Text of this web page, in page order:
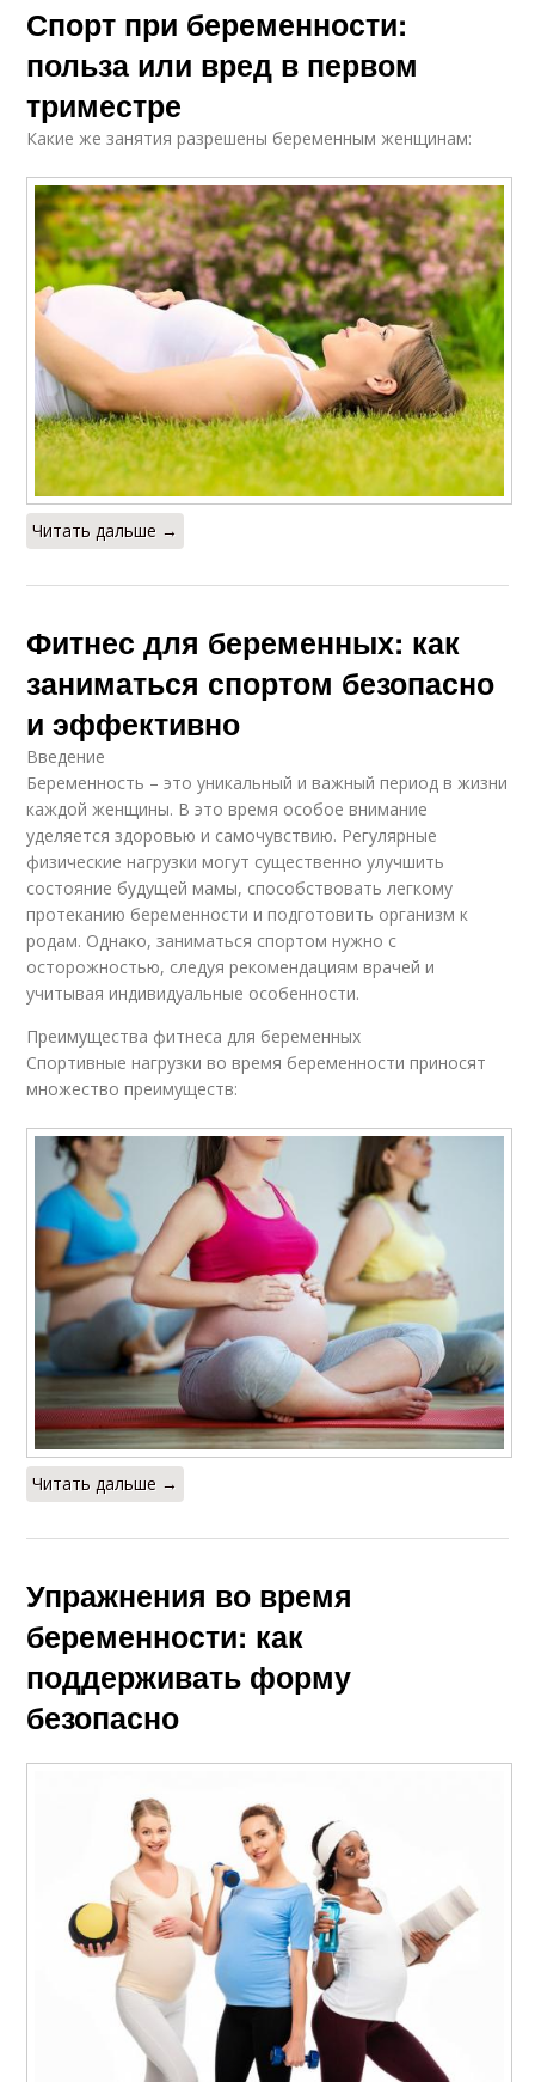
Спорт при беременности:
польза или вред в первом
триместре
Какие же занятия разрешены беременным женщинам:
Читать дальше →
Фитнес для беременных: как
заниматься спортом безопасно
и эффективно
Введение
Беременность – это уникальный и важный период в жизни
каждой женщины. В это время особое внимание
уделяется здоровью и самочувствию. Регулярные
физические нагрузки могут существенно улучшить
состояние будущей мамы, способствовать легкому
протеканию беременности и подготовить организм к
родам. Однако, заниматься спортом нужно с
осторожностью, следуя рекомендациям врачей и
учитывая индивидуальные особенности.
Преимущества фитнеса для беременных
Спортивные нагрузки во время беременности приносят
множество преимуществ:
Читать дальше →
Упражнения во время
беременности: как
поддерживать форму
безопасно